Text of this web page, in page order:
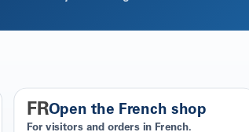
FROpen the French shop
For visitors and orders in French.